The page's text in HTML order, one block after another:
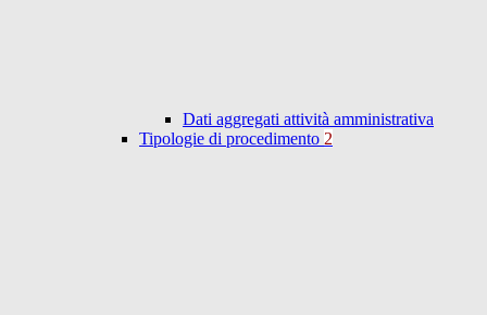
Dati aggregati attività amministrativa
Tipologie di procedimento 2